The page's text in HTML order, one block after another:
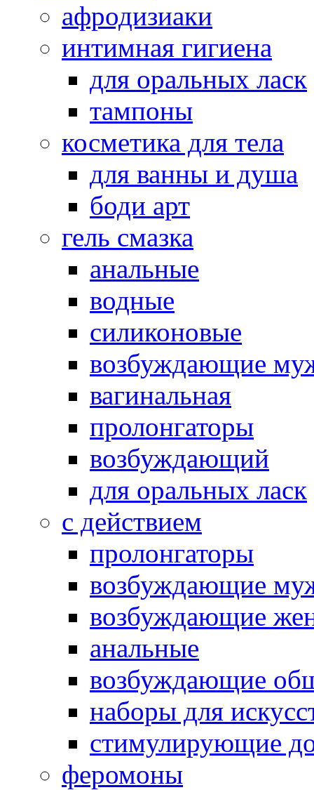
афродизиаки
интимная гигиена
для оральных ласк
тампоны
косметика для тела
для ванны и душа
боди арт
гель смазка
анальные
водные
силиконовые
возбуждающие
вагинальная
пролонгаторы
возбуждающий
для оральных ласк
с действием
пролонгаторы
возбуждающие
возбуждающие
анальные
возбуждающие
наборы для
стимулирующие
феромоны